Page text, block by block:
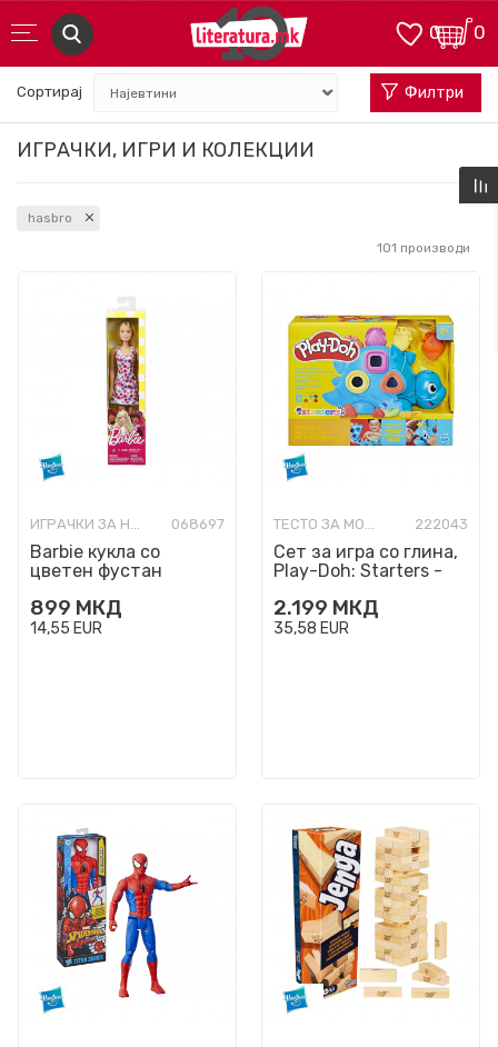
0
0
ИГРАЧКИ, ИГРИ И КОЛЕКЦИИ
Сортирај Филтри
hasbro
101 производи
ИГРАЧКИ ЗА НАЈМАЛИ 068697
Barbie кукла со
цветен фустан
899 МКД
14,55 EUR
ТЕСТО ЗА МОДЕЛИРАЊЕ 222043
Сет за игра со глина,
Play-Doh: Starters -
2.199 МКД
35,58 EUR